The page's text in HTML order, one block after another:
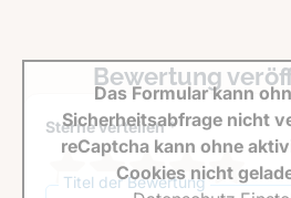
Bewertung
Sterne verteilen *
Titel der Bewertung
Das Formular kann
Sicherheitsabfrage nicht
reCaptcha kann ohne
Cookies nicht